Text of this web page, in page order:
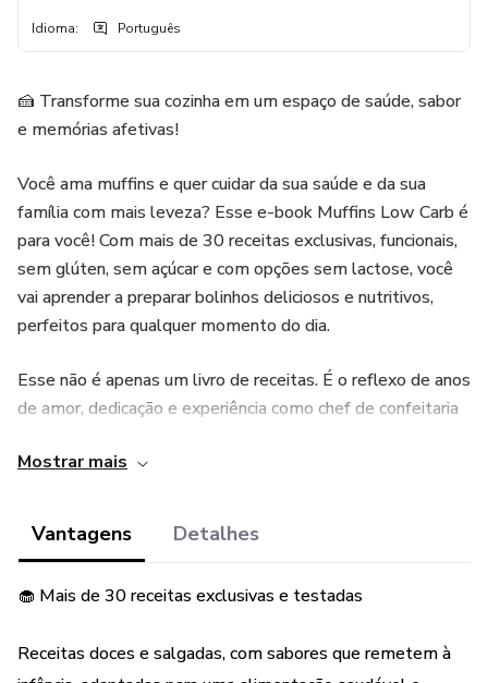
Idioma: Português
🍰 Transforme sua cozinha em um espaço de saúde, sabor
e memórias afetivas!
Você ama muffins e quer cuidar da sua saúde e da sua
família com mais leveza? Esse e-book Muffins Low Carb é
para você! Com mais de 30 receitas exclusivas, funcionais,
sem glúten, sem açúcar e com opções sem lactose, você
vai aprender a preparar bolinhos deliciosos e nutritivos,
perfeitos para qualquer momento do dia.
Esse não é apenas um livro de receitas. É o reflexo de anos
de amor, dedicação e experiência como chef de confeitaria
criada pensando na sua rotina, no lanche das crianças, em
extra com vendas saudáveis!
Mostrar mais
Vantagens Detalhes
🧁 Mais de 30 receitas exclusivas e testadas
Receitas doces e salgadas, com sabores que remetem à